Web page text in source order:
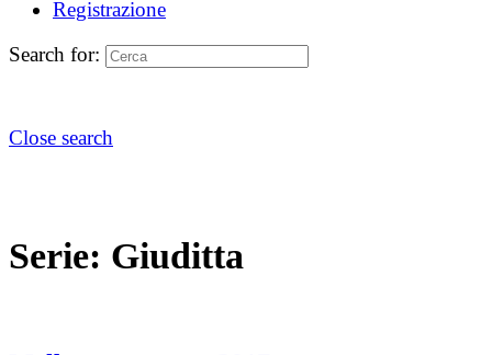
Registrazione
Search for:
Close search
Serie: Giuditta